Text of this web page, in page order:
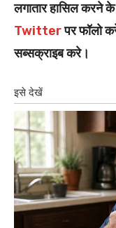
लगातार हासिल करने
Twitterपर फॉलो
सब्सक्राइब करे।